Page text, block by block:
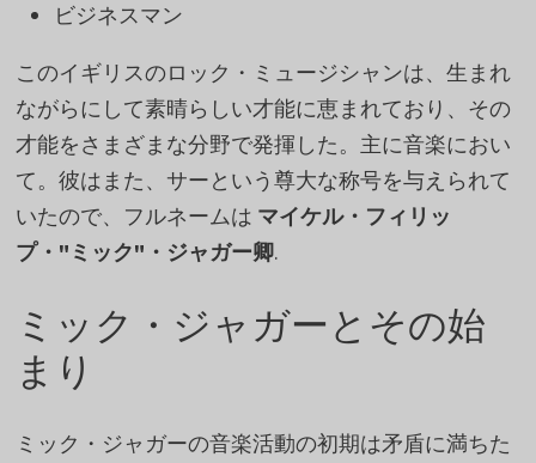
ビジネスマン
このイギリスのロック・ミュージシャンは、生まれ
ながらにして素晴らしい才能に恵まれており、その
才能をさまざまな分野で発揮した。主に音楽におい
て。彼はまた、サーという尊大な称号を与えられて
いたので、フルネームは マイケル・フィリッ
プ・"ミック"・ジャガー卿.
ミック・ジャガーとその始
まり
ミック・ジャガーの音楽活動の初期は矛盾に満ちた